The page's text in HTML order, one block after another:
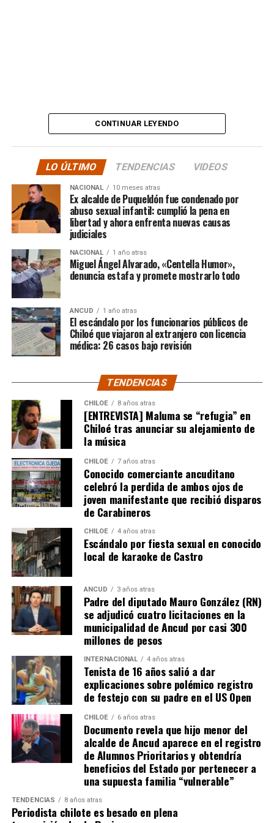
tele y donde sea para
hacer justicia.”
quienes lo han acompañado desde que compartió lo
ocurrido:
“Gracias a todos por el
apoyo!!!!”
Por el momento, las personas aludidas no han emitido
declaraciones públicas. La historia, según Centella,
recién comienza y, el mencionado posteo, ha generado
comentarios de todo tipo, en su gran mayoría, a favor
del humorista de Punta Arenas.
CONTINUAR LEYENDO
LO ÚLTIMO TENDENCIAS VIDEOS
NACIONAL 10 meses atras
Ex alcalde de Puqueldón fue condenado por
abuso sexual infantil: cumplió la pena en
libertad y ahora enfrenta nuevas causas
judiciales
NACIONAL 1 año atras
Miguel Ángel Alvarado, «Centella Humor»,
denuncia estafa y promete mostrarlo todo
ANCUD 1 año atras
El escándalo por los funcionarios públicos de
Chiloé que viajaron al extranjero con licencia
médica: 26 casos bajo revisión
TENDENCIAS
CHILOE 8 años atras
[ENTREVISTA] Maluma se “refugia” en
Chiloé tras anunciar su alejamiento de
la música
CHILOE 7 años atras
Conocido comerciante ancuditano
celebró la perdida de ambos ojos de
joven manifestante que recibió disparos
de Carabineros
CHILOE 4 años atras
Escándalo por fiesta sexual en conocido
local de karaoke de Castro
ANCUD 3 años atras
Padre del diputado Mauro González (RN)
se adjudicó cuatro licitaciones en la
municipalidad de Ancud por casi 300
millones de pesos
INTERNACIONAL 4 años atras
Tenista de 16 años salió a dar
explicaciones sobre polémico registro
de festejo con su padre en el US Open
CHILOE 6 años atras
Documento revela que hijo menor del
alcalde de Ancud aparece en el registro
de Alumnos Prioritarios y obtendría
beneficios del Estado por pertenecer a
una supuesta familia “vulnerable”
TENDENCIAS 8 años atras
Periodista chilote es besado en plena